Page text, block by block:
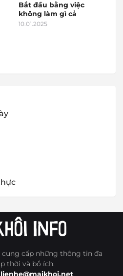
Bắt đầu bằng việc
không làm gì cả
10.01.2025
cấp những thông tin đa
thời và bổ ích.
lienhe@maikhoi.net.